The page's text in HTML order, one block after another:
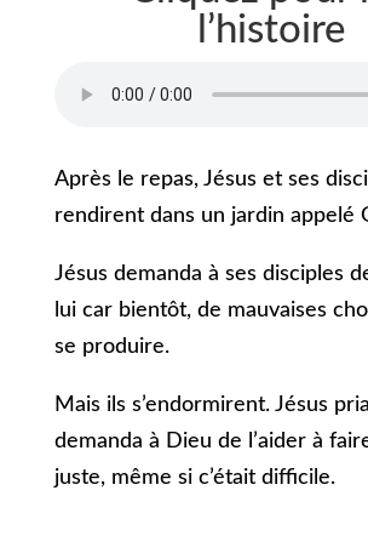
l’histoire
Après le repas, Jésus et ses
rendirent dans un jardin appelé
Jésus demanda à ses disciples
lui car bientôt, de mauvaises
se produire.
Mais ils s’endormirent. Jésus pria
demanda à Dieu de l’aider à
juste, même si c’était difficile.